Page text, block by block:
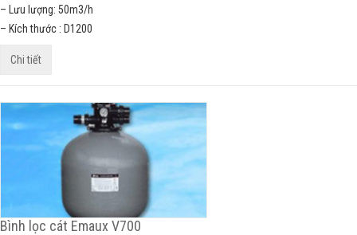
– Lưu lượng: 50m3/h
– Kích thước : D1200
Chi tiết
Bình lọc cát Emaux V700